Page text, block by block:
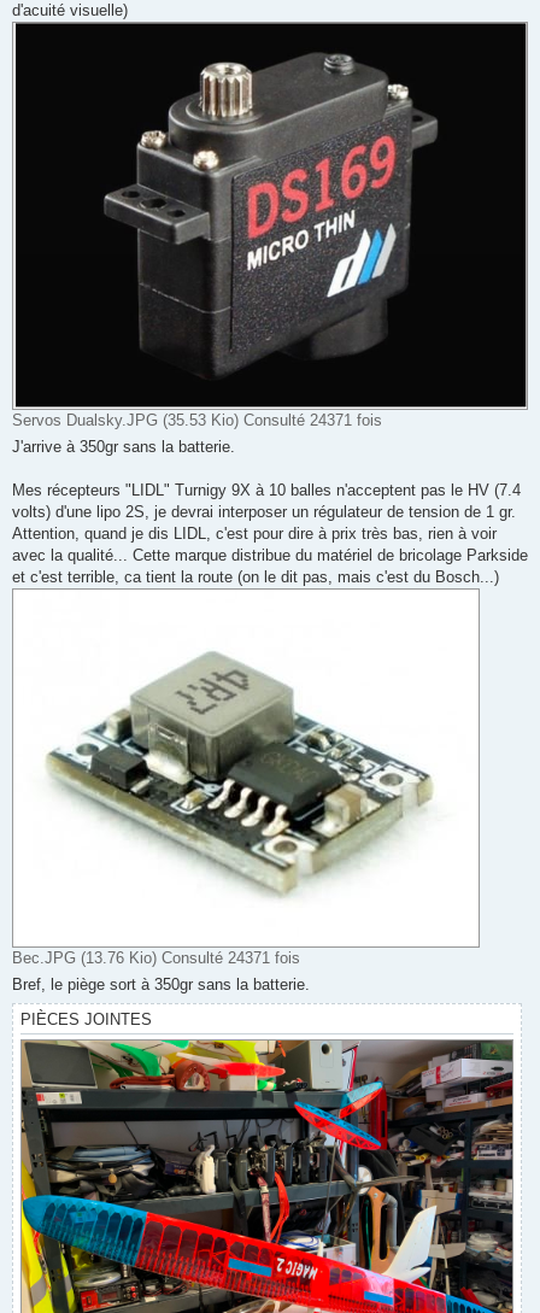
d'acuité visuelle)
Servos Dualsky.JPG (35.53 Kio) Consulté 24371 fois
J'arrive à 350gr sans la batterie.
Mes récepteurs "LIDL" Turnigy 9X à 10 balles n'acceptent pas le HV (7.4
volts) d'une lipo 2S, je devrai interposer un régulateur de tension de 1 gr.
Attention, quand je dis LIDL, c'est pour dire à prix très bas, rien à voir
avec la qualité... Cette marque distribue du matériel de bricolage Parkside
et c'est terrible, ca tient la route (on le dit pas, mais c'est du Bosch...)
Bec.JPG (13.76 Kio) Consulté 24371 fois
Bref, le piège sort à 350gr sans la batterie.
PIÈCES JOINTES